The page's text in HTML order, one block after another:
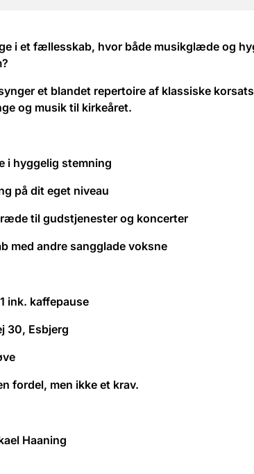
i et fællesskab, hvor både musikglæde og
et blandet repertoire af klassiske
og musik til kirkeåret.
i hyggelig stemning
på dit eget niveau
til gudstjenester og koncerter
med andre sangglade voksne
ink. kaffepause
30, Esbjerg
fordel, men ikke et krav.
Haaning